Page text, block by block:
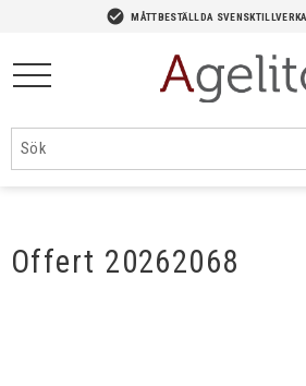
check_circle MÅTTBESTÄLLDA
Offert 20262068